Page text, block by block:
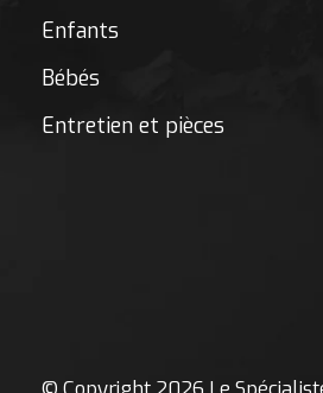
Enfants
Bébés
Entretien et pièces
© Copyright 2026 Le